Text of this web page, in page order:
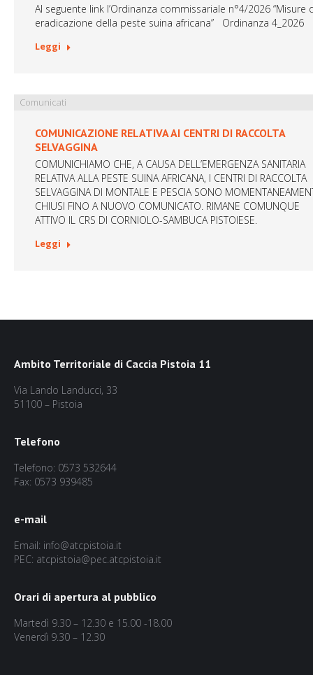
Al seguente link l’Ordinanza commissariale n°4/2026 “Misure
eradicazione della peste suina africana” Ordinanza 4_2026
Leggi
COMUNICAZIONE RELATIVA AI CENTRI DI RACCOLTA
SELVAGGINA
Comunicati
COMUNICHIAMO CHE, A CAUSA DELL’EMERGENZA SANITARIA
RELATIVA ALLA PESTE SUINA AFRICANA, I CENTRI DI RACCOLTA
SELVAGGINA DI MONTALE E PESCIA SONO
CHIUSI FINO A NUOVO COMUNICATO. RIMANE COMUNQUE
ATTIVO IL CRS DI CORNIOLO-SAMBUCA PISTOIESE.
Leggi
Ambito Territoriale di Caccia Pistoia 11
Via Lando Landucci, 33
51100 – Pistoia
Telefono
Telefono: 0573 532644
Fax: 0573 939485
e-mail
Email: info@atcpistoia.it
PEC: atcpistoia@pec.atcpistoia.it
Orari di apertura al pubblico
Martedì 9.30 – 12.30 e 15.00 -18.00
Venerdì 9.30 – 12.30